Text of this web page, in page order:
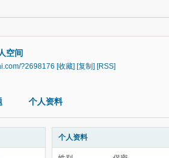
空间
?2698176 [收藏] [复制] [RSS]
个人资料
个人资料